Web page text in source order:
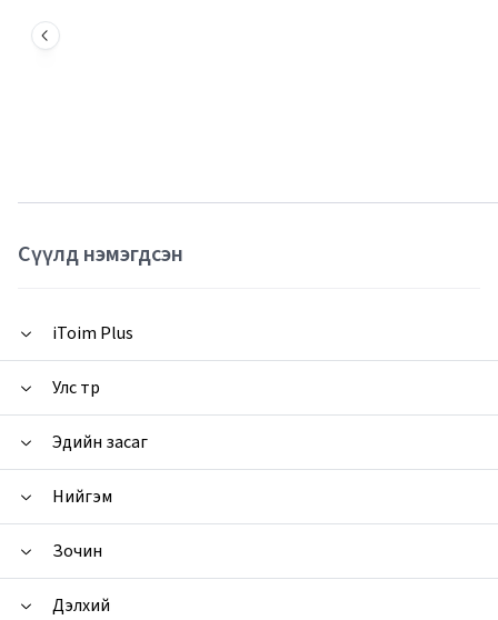
Сүүлд нэмэгдсэн
iToim Plus
Улс төр
Эдийн засаг
Нийгэм
Зочин
Дэлхий